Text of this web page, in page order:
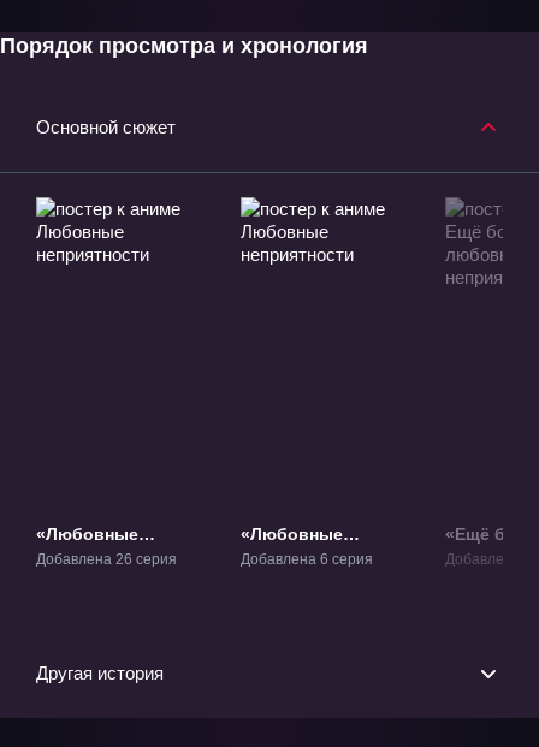
Порядок просмотра и хронология
Основной сюжет
«Любовные
неприятности» ТВ-1
Добавлена 26 серия
«Любовные
неприятности»
Добавлена 6 серия
«Ещё
любовных
Добавлена
Другая история